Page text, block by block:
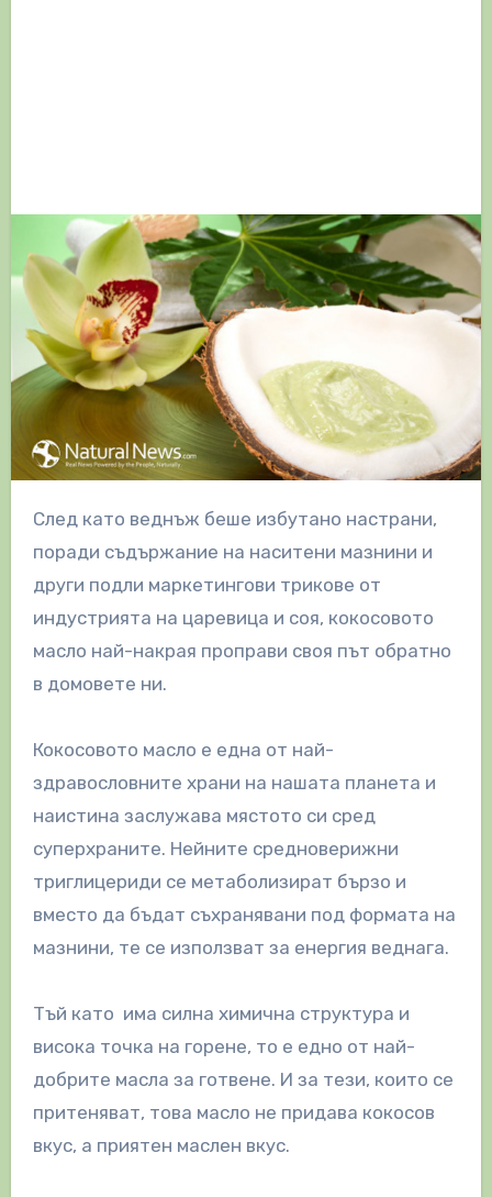
След като веднъж беше избутано настрани,
поради съдържание на наситени мазнини и
други подли маркетингови трикове от
индустрията на царевица и соя, кокосовото
масло най-накрая проправи своя път обратно
в домовете ни.
Кокосовото масло е една от най-
здравословните храни на нашата планета и
наистина заслужава мястото си сред
суперхраните. Нейните средноверижни
триглицериди се метаболизират бързо и
вместо да бъдат съхранявани под формата на
мазнини, те се използват за енергия веднага.
Тъй като има силна химична структура и
висока точка на горене, то е едно от най-
добрите масла за готвене. И за тези, които се
притеняват, това масло не придава кокосов
вкус, а приятен маслен вкус.